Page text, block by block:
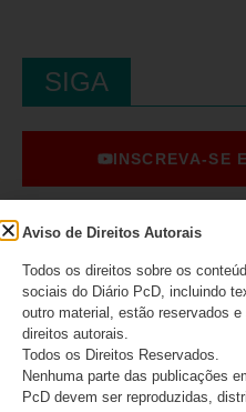
SIGA
INSCREVA-SE
SIGA
SIGA
Aviso de Direitos Autorais
Todos os direitos sobre os
sociais do Diário PcD, incluindo
outro material, estão reservados
direitos autorais.
Todos os Direitos Reservados.
Nenhuma parte das publicações
PcD devem ser reproduzidas,